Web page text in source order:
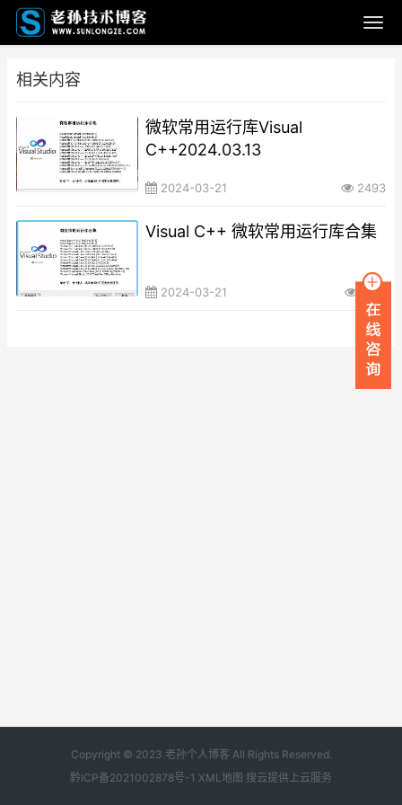
相关内容
微软常用运行库Visual
C++2024.03.13
2024-03-21 2493
Visual C++ 微软常用运行库合集
2024-03-21 1581
Copyright © 2023 老孙个人博客 All Rights Reserved.
黔ICP备2021002878号-1 XML地图 搜云提供上云服务